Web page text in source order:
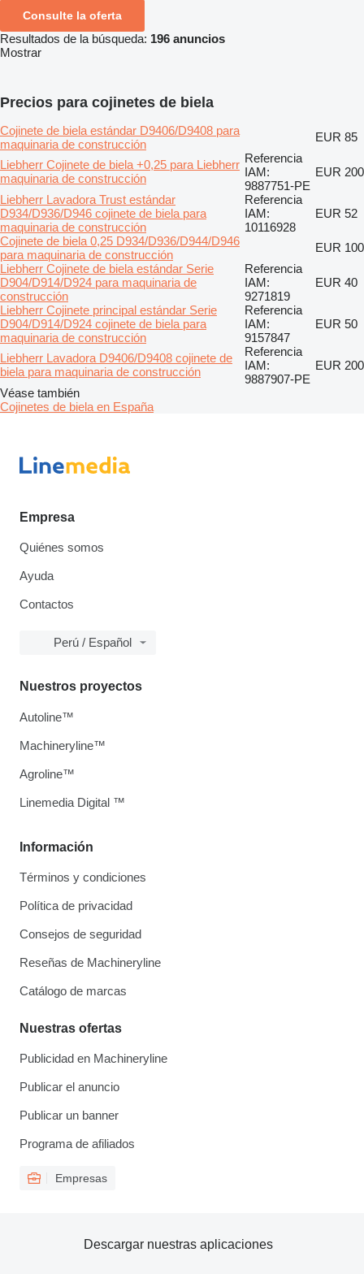
Consulte la oferta
Resultados de la búsqueda: 196 anuncios
Mostrar
Precios para cojinetes de biela
Cojinete de biela estándar D9406/D9408 para
maquinaria de construcción
EUR 85
Liebherr Cojinete de biela +0,25 para Liebherr
maquinaria de construcción
Referencia
IAM:
9887751-PE
EUR 200
Liebherr Lavadora Trust estándar
D934/D936/D946 cojinete de biela para
maquinaria de construcción
Referencia
IAM:
10116928
EUR 52
Cojinete de biela 0,25 D934/D936/D944/D946
para maquinaria de construcción
EUR 100
Liebherr Cojinete de biela estándar Serie
D904/D914/D924 para maquinaria de
construcción
Referencia
IAM:
9271819
EUR 40
Liebherr Cojinete principal estándar Serie
D904/D914/D924 cojinete de biela para
maquinaria de construcción
Referencia
IAM:
9157847
EUR 50
Liebherr Lavadora D9406/D9408 cojinete de
biela para maquinaria de construcción
Referencia
IAM:
9887907-PE
EUR 200
Véase también
Cojinetes de biela en España
Empresa
Quiénes somos
Ayuda
Contactos
Perú / Español
Información
Términos y condiciones
Política de privacidad
Consejos de seguridad
Reseñas de Machineryline
Catálogo de marcas
Nuestras ofertas
Publicidad en Machineryline
Publicar el anuncio
Publicar un banner
Programa de afiliados
Empresas
Nuestros proyectos
Autoline™
Machineryline™
Agroline™
Linemedia Digital ™
Descargar nuestras aplicaciones